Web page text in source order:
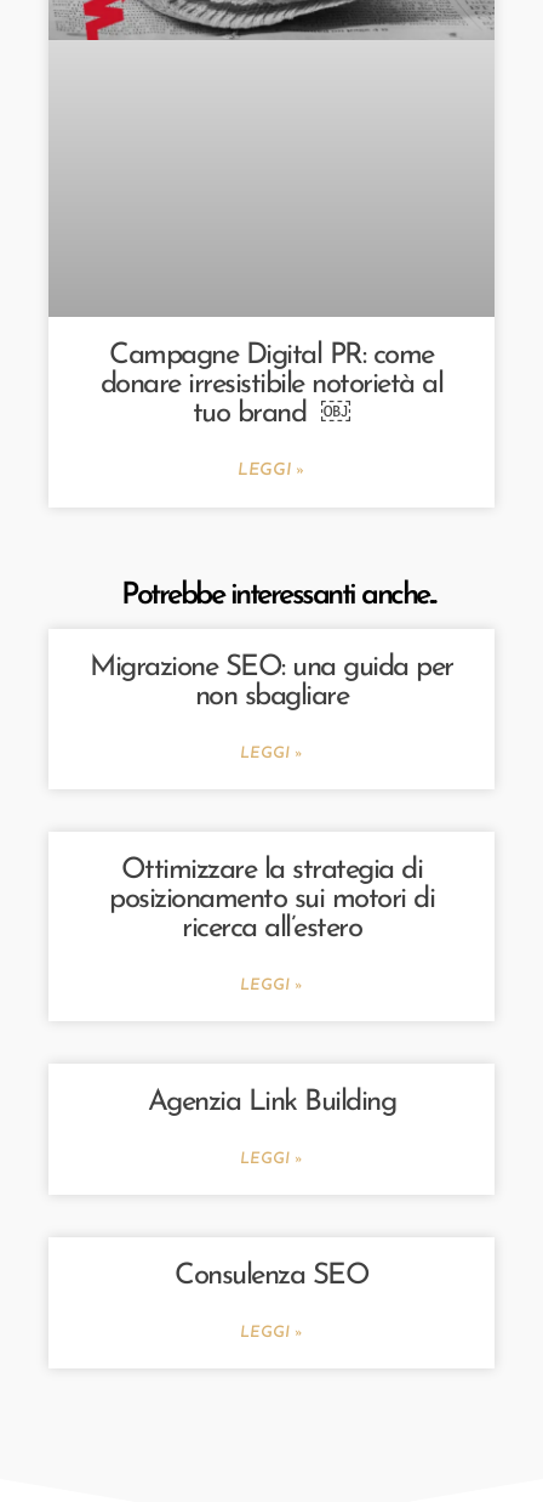
Campagne Digital PR: come
donare irresistibile notorietà al
tuo brand ￼
LEGGI »
Potrebbe interessanti anche...
Migrazione SEO: una guida per
non sbagliare
LEGGI »
Ottimizzare la strategia di
posizionamento sui motori di
ricerca all’estero
LEGGI »
Agenzia Link Building
LEGGI »
Consulenza SEO
LEGGI »